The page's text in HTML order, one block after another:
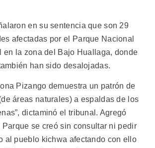
en su sentencia que son 29
afectadas por el Parque Nacional
en la zona del Bajo Huallaga, donde
han sido desalojadas.
Pizango demuestra un patrón de
áreas naturales) a espaldas de los
dictaminó el tribunal. Agregó
se creó sin consultar ni pedir
al pueblo kichwa afectando con ello